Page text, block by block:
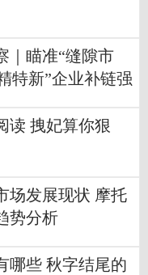
｜瞄准“缝隙市
特新”企业补链强
读 拽妃算你狠
场发展现状 摩托
势分析
哪些 秋字结尾的